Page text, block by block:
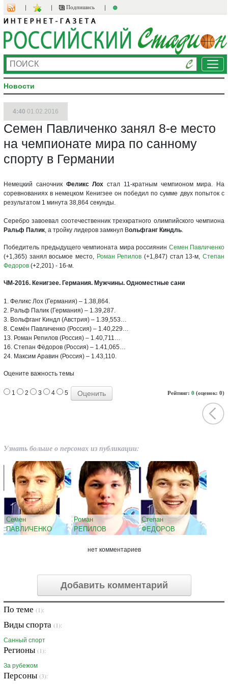
Подпишись
Новости
4:40 01.02.2016
Семен Павличенко занял 8-е место
на чемпионате мира по санному
спорту в Германии
Немецкий саночник Феликс Лох стал 11-кратным чемпионом мира. На
соревнованиях в немецком Кенигзее он победил по сумме двух попыток с
результатом 1 минута 38,864 секунды.
Серебро завоевал соотечественник трехкратного олимпийского чемпиона
Ральф Палик, а тройку лидеров замкнул Вольфганг Киндль.
Победитель предыдущего чемпионата мира россиянин Семен Павличенко
(+1,365) занял восьмое место, Роман Репилов (+1,847) стал 13-м,Степан
Федоров (+2,201) - 16-м.
ЧМ-2016. Кенигзее. Германия. Мужчины. Одноместные сани
1. Феликс Лох (Германия) – 1.38,864.
2. Ральф Палик (Германия) – 1.39,287.
3. Вольфганг Киндл (Австрия) – 1.39,553…
8. Семён Павличенко (Россия) – 1.40,229…
13. Роман Репилов (Россия) – 1.40,711…
16. Степан Фёдоров (Россия) – 1.41,065…
24. Максим Аравин (Россия) – 1.43,110.
Оцените важность темы
Рейтинг: 0 (оценок: 0)
1 2 3 4 5
Узнать больше о персонах из публикации:
Семен
ПАВЛИЧЕНКО
Роман
РЕПИЛОВ
Степан
ФЕДОРОВ
нет комментариев
Добавить комментарий
По теме (1):
Виды спорта (1):
Санный спорт
Регионы (1):
За рубежом
Персоны (3):